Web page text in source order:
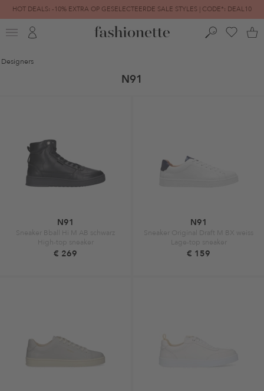
HOT DEALS: -10% EXTRA OP GESELECTEERDE SALE STYLES | CODE*: DEAL10
FINAL SALE | TOT -80% GEREDUCEERD
Designers
N91
N91
Sneaker Bball Hi M AB schwarz
High-top sneaker
€ 269
N91
Sneaker Original Draft M BX weiss
Lage-top sneaker
€ 159